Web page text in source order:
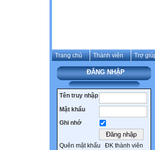
Trang chủ Thành viên Trợ
ĐĂNG NHẬP
Tên truy nhập
Mật khẩu
Ghi nhớ
Quên mật khẩu ĐK thành viên